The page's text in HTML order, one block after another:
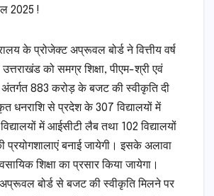
2025 !
के प्रोजेक्ट अप्रूवल बोर्ड ने वित्तीय वर्ष
को समग्र शिक्षा, पीएम-श्री एवं
883 करोड़ के बजट की स्वीकृति दी
धनराशि से प्रदेश के 307 विद्यालयों में
में आईसीटी लैब तथा 102 विद्यालयों
प्रयोगशालाएं बनाई जायेगी। इसके अलावा
शिक्षा का प्रसार किया जायेगा।
बोर्ड से बजट की स्वीकृति मिलने पर